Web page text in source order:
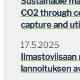
CO2 through
capture and
lannoituksen
17.5.2025